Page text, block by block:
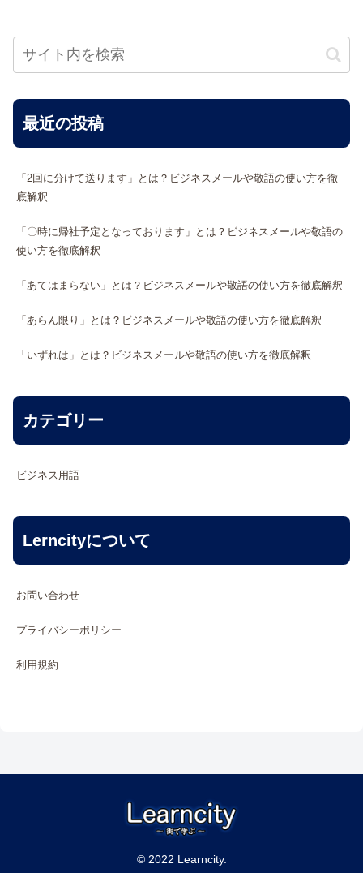
最近の投稿
「2回に分けて送ります」とは？ビジネスメールや敬語の使い方を徹
底解釈
「〇時に帰社予定となっております」とは？ビジネスメールや敬語の
使い方を徹底解釈
「あてはまらない」とは？ビジネスメールや敬語の使い方を徹底解釈
「あらん限り」とは？ビジネスメールや敬語の使い方を徹底解釈
「いずれは」とは？ビジネスメールや敬語の使い方を徹底解釈
カテゴリー
ビジネス用語
Lerncityについて
お問い合わせ
プライバシーポリシー
利用規約
© 2022 Learncity.